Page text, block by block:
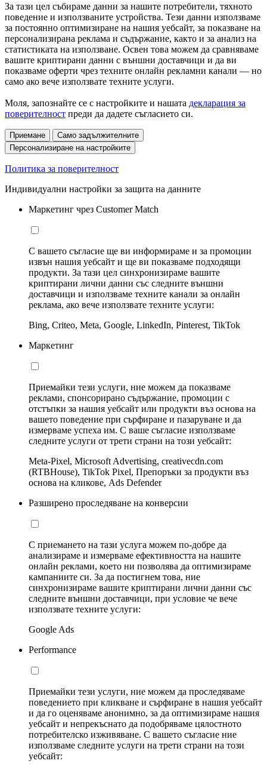
За тази цел събираме данни за нашите потребители, тяхното
поведение и използваните устройства. Тези данни използваме
за постоянно оптимизиране на нашия уебсайт, за показване на
персонализирана реклама и съдържание, както и за анализ на
статистиката на използване. Освен това можем да сравняваме
вашите криптирани данни с външни доставчици и да ви
показваме оферти чрез техните онлайн рекламни канали — но
само ако вече използвате техните услуги.
Моля, запознайте се с настройките и нашата декларация за
поверителност преди да дадете съгласието си.
Приемане
Само задължителните
Персонализиране на настройките
Политика за поверителност
Индивидуални настройки за защита на данните
Маркетинг чрез Customer Match
С вашето съгласие ще ви информираме и за промоции
извън нашия уебсайт и ще ви показваме подходящи
продукти. За тази цел синхронизираме вашите
криптирани лични данни със следните външни
доставчици и използваме техните канали за онлайн
реклама, ако вече използвате техните услуги:
Bing, Criteo, Meta, Google, LinkedIn, Pinterest, TikTok
Маркетинг
Приемайки тези услуги, ние можем да показваме
реклами, спонсорирано съдържание, промоции с
отстъпки за нашия уебсайт или продукти въз основа на
вашето поведение при сърфиране и пазаруване и да
измерваме успеха им. С ваше съгласие използваме
следните услуги от трети страни на този уебсайт:
Meta-Pixel, Microsoft Advertising, creativecdn.com
(RTBHouse), TikTok Pixel, Препоръки за продукти въз
основа на кликове, Ads Defender
Разширено проследяване на конверсии
С приемането на тази услуга можем по-добре да
анализираме и измерваме ефективността на нашите
онлайн реклами, което ни позволява да оптимизираме
кампаниите си. За да постигнем това, ние
синхронизираме вашите криптирани лични данни със
следните външни доставчици, при условие че вече
използвате техните услуги:
Google Ads
Performance
Приемайки тези услуги, ние можем да проследяваме
поведението при кликване и сърфиране в нашия уебсайт
и да го оценяваме анонимно, за да оптимизираме нашия
уебсайт и непрекъснато да подобряваме цялостното
потребителско изживяване. С вашето съгласие ние
използваме следните услуги на трети страни на този
уебсайт: